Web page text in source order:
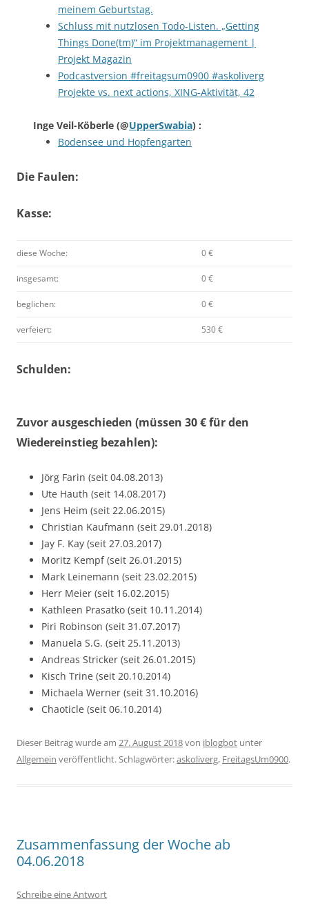
meinem Geburtstag.
Schluss mit nutzlosen Todo-Listen. „Getting
Things Done(tm)“ im Projektmanagement |
Projekt Magazin
Podcastversion #freitagsum0900 #askoliverg
Projekte vs. next actions, XING-Aktivität, 42
Inge Veil-Köberle (@UpperSwabia) :
Bodensee und Hopfengarten
Die Faulen:
Kasse:
diese Woche: 0 €
insgesamt: 0 €
beglichen: 0 €
verfeiert: 530 €
Schulden:
Zuvor ausgeschieden (müssen 30 € für den
Wiedereinstieg bezahlen):
Jörg Farin (seit 04.08.2013)
Ute Hauth (seit 14.08.2017)
Jens Heim (seit 22.06.2015)
Christian Kaufmann (seit 29.01.2018)
Jay F. Kay (seit 27.03.2017)
Moritz Kempf (seit 26.01.2015)
Mark Leinemann (seit 23.02.2015)
Herr Meier (seit 16.02.2015)
Kathleen Prasatko (seit 10.11.2014)
Piri Robinson (seit 31.07.2017)
Manuela S.G. (seit 25.11.2013)
Andreas Stricker (seit 26.01.2015)
Kisch Trine (seit 20.10.2014)
Michaela Werner (seit 31.10.2016)
Chaoticle (seit 06.10.2014)
Dieser Beitrag wurde am 27. August 2018von iblogbot unter
Allgemein veröffentlicht. Schlagwörter:askoliverg, FreitagsUm0900.
Zusammenfassung der Woche ab
04.06.2018
Schreibe eine Antwort